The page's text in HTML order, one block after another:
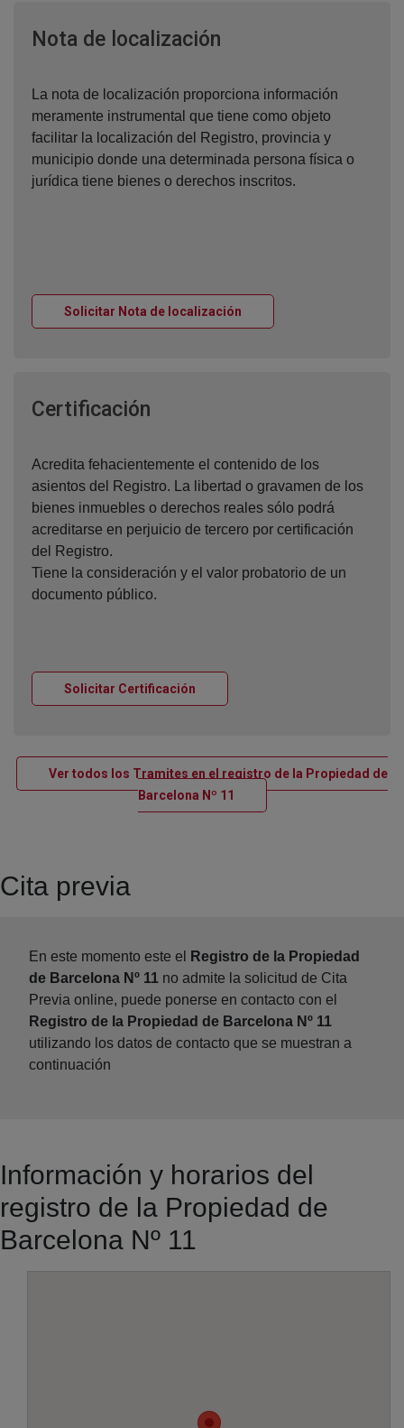
Nota de localización
La nota de localización proporciona información
meramente instrumental que tiene como objeto
facilitar la localización del Registro, provincia y
municipio donde una determinada persona física o
jurídica tiene bienes o derechos inscritos.
Solicitar Nota de localización
Certificación
Acredita fehacientemente el contenido de los
asientos del Registro. La libertad o gravamen de los
bienes inmuebles o derechos reales sólo podrá
acreditarse en perjuicio de tercero por certificación
del Registro.
Tiene la consideración y el valor probatorio de un
documento público.
Solicitar Certificación
Ver todos los Tramites en el registro de la Propiedad de
Barcelona Nº 11 Ventana nueva
Cita previa
En este momento este el
Registro de la Propiedad
de Barcelona Nº 11 no admite la solicitud de Cita
Previa online, puede ponerse en contacto con el
Registro de la Propiedad de Barcelona Nº 11
utilizando los datos de contacto que se muestran a
continuación
Información y horarios del
registro de la Propiedad de
Barcelona Nº 11